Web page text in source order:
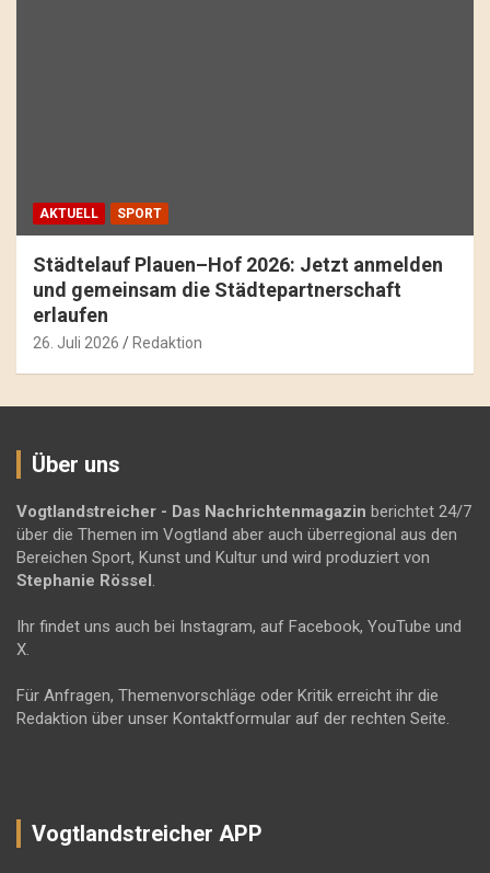
AKTUELL SPORT
Städtelauf Plauen–Hof 2026: Jetzt anmelden
und gemeinsam die Städtepartnerschaft
erlaufen
26. Juli 2026 Redaktion
Über uns
Vogtlandstreicher - Das Nachrichtenmagazin berichtet 24/7
über die Themen im Vogtland aber auch überregional aus den
Bereichen Sport, Kunst und Kultur und wird produziert von
Stephanie Rössel.
Ihr findet uns auch bei Instagram, auf Facebook, YouTube und
X.
Für Anfragen, Themenvorschläge oder Kritik erreicht ihr die
Redaktion über unser Kontaktformular auf der rechten Seite.
Vogtlandstreicher APP